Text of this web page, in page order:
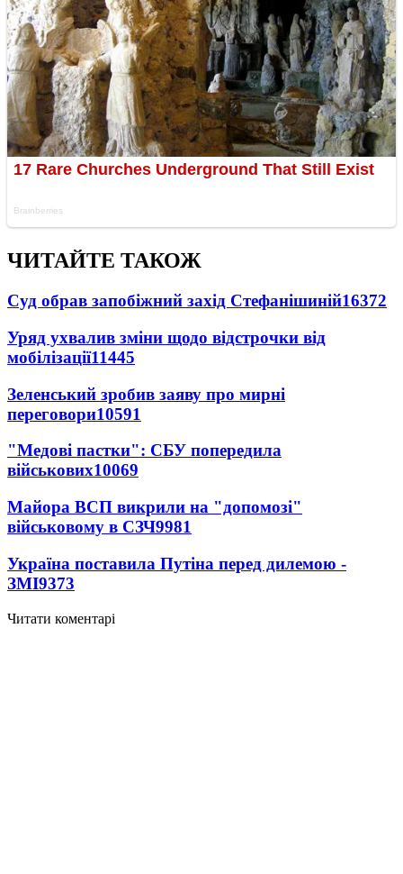
ЧИТАЙТЕ ТАКОЖ
Суд обрав запобіжний захід Стефанішиній16372
Уряд ухвалив зміни щодо відстрочки від
мобілізації11445
Зеленський зробив заяву про мирні
переговори10591
"Медові пастки": СБУ попередила
військових10069
Майора ВСП викрили на "допомозі"
військовому в СЗЧ9981
Україна поставила Путіна перед дилемою -
ЗМІ9373
Читати коментарі